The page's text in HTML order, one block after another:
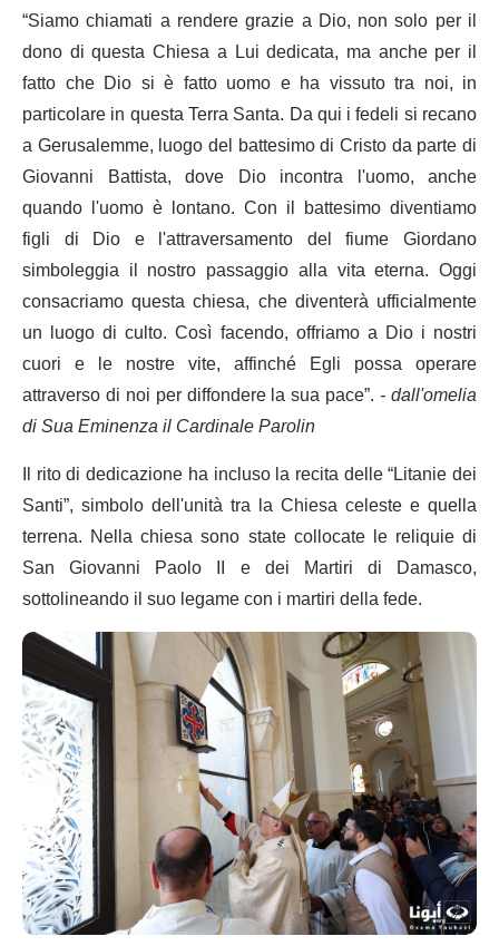
“Siamo chiamati a rendere grazie a Dio, non solo per il
dono di questa Chiesa a Lui dedicata, ma anche per il
fatto che Dio si è fatto uomo e ha vissuto tra noi, in
particolare in questa Terra Santa. Da qui i fedeli si recano
a Gerusalemme, luogo del battesimo di Cristo da parte di
Giovanni Battista, dove Dio incontra l'uomo, anche
quando l'uomo è lontano. Con il battesimo diventiamo
figli di Dio e l'attraversamento del fiume Giordano
simboleggia il nostro passaggio alla vita eterna. Oggi
consacriamo questa chiesa, che diventerà ufficialmente
un luogo di culto. Così facendo, offriamo a Dio i nostri
cuori e le nostre vite, affinché Egli possa operare
attraverso di noi per diffondere la sua pace”. - dall'omelia
di Sua Eminenza il Cardinale Parolin
Il rito di dedicazione ha incluso la recita delle “Litanie dei
Santi”, simbolo dell'unità tra la Chiesa celeste e quella
terrena. Nella chiesa sono state collocate le reliquie di
San Giovanni Paolo II e dei Martiri di Damasco,
sottolineando il suo legame con i martiri della fede.